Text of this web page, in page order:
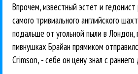
Впрочем, известный эстет и
самого тривиального английского
подальше от угольной пыли в
пивнушках Брайан прямиком
Crimson, - себе он цену знал с раннего